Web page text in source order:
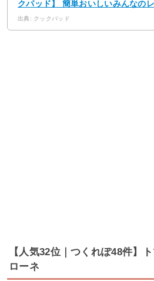
クパッド】 簡単おいしいみんなの
出典: クックパッド
【人気32位｜つくれぽ48件】
ローネ